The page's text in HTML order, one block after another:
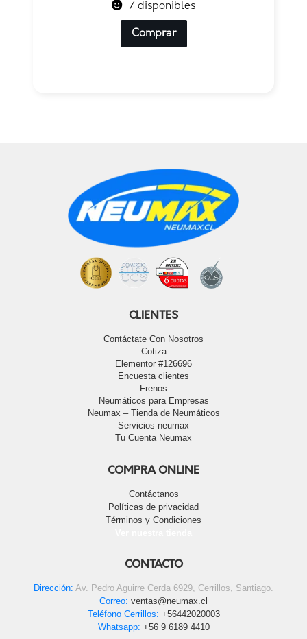
7 disponibles
Comprar
CLIENTES
Contáctate Con Nosotros
Cotiza
Elementor #126696
Encuesta clientes
Frenos
Neumáticos para Empresas
Neumax – Tienda de Neumáticos
Servicios-neumax
Tu Cuenta Neumax
COMPRA ONLINE
Contáctanos
Políticas de privacidad
Términos y Condiciones
CONTACTO
Dirección: Av. Pedro Aguirre Cerda 6929, Cerrillos, Santiago.
Correo: ventas@neumax.cl
Teléfono Cerrillos: +56442020003
Whatsapp: +56 9 6189 4410